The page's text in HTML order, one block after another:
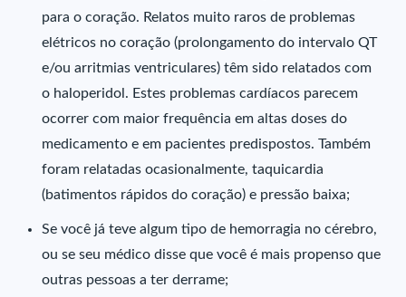
para o coração. Relatos muito raros de problemas
elétricos no coração (prolongamento do intervalo QT
e/ou arritmias ventriculares) têm sido relatados com
o haloperidol. Estes problemas cardíacos parecem
ocorrer com maior frequência em altas doses do
medicamento e em pacientes predispostos. Também
foram relatadas ocasionalmente, taquicardia
(batimentos rápidos do coração) e pressão baixa;
Se você já teve algum tipo de hemorragia no cérebro,
ou se seu médico disse que você é mais propenso que
outras pessoas a ter derrame;